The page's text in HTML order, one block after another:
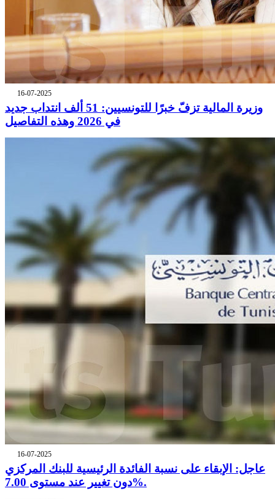
16-07-2025
وزيرة المالية تزفّ خبرًا للتونسيين: 51 ألف انتداب جديد
في 2026 وهذه التفاصيل
16-07-2025
عاجل: الإبقاء على نسبة الفائدة الرئيسية للبنك المركزي
دون تغيير عند مستوى 7.00%.